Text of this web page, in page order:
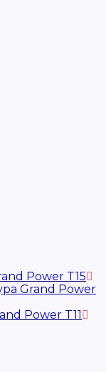
Power T15
Grand Power
Power T11